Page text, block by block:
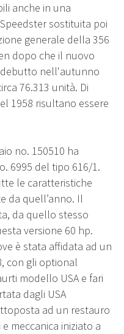
anche in una
sostituita poi
generale della 356
dopo che il nuovo
nell'autunno
76.313 unità. Di
1958 risultano essere
no. 150510 ha
6995 del tipo 616/1.
le caratteristiche
da quell’anno. Il
da quello stesso
versione 60 hp.
è stata affidata ad un
con gli optional
modello USA e fari
dagli USA
ad un restauro
meccanica iniziato a